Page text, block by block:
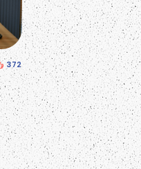
372